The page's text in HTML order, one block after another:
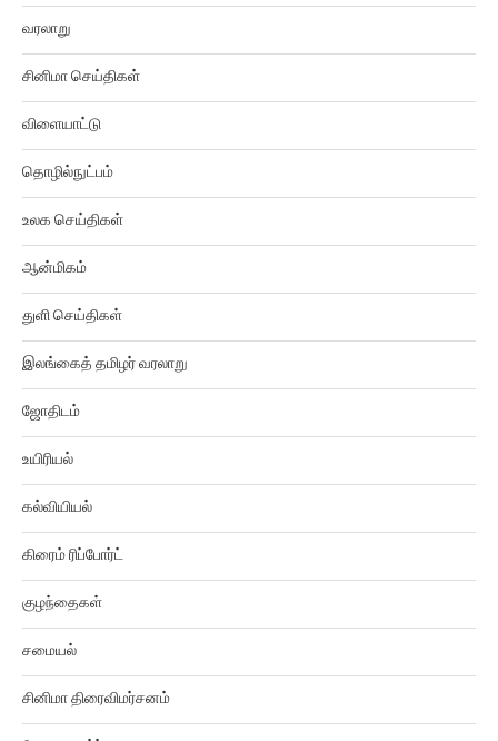
வரலாறு
சினிமா செய்திகள்
விளையாட்டு
தொழில்நுட்பம்
உலக செய்திகள்
ஆன்மிகம்
துளி செய்திகள்
இலங்கைத் தமிழர் வரலாறு
ஜோதிடம்
உயிரியல்
கல்வியியல்
கிரைம் ரிப்போர்ட்
குழந்தைகள்
சமையல்
சினிமா திரைவிமர்சனம்
வேலைவாய்ப்பு